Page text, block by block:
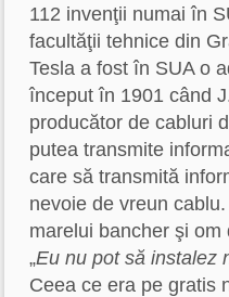
112 invenţii numai în
facultăţii tehnice din
Tesla a fost în SUA o
început în 1901 când
producător de cabluri
putea transmite
care să transmită
nevoie de vreun
marelui bancher şi om
„Eu nu pot să instalez
Ceea ce era pe gratis